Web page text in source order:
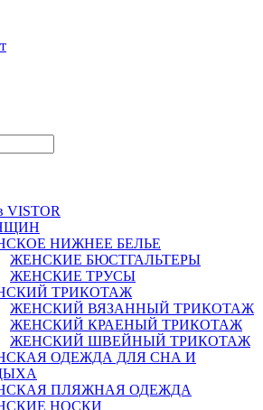
VISTOR
НИЖНЕЕ БЕЛЬЕ
ЖЕНСКИЕ БЮСТГАЛЬТЕРЫ
ЖЕНСКИЕ ТРУСЫ
ТРИКОТАЖ
ЖЕНСКИЙ ВЯЗАННЫЙ ТРИКОТАЖ
ЖЕНСКИЙ КРАЕНЫЙ ТРИКОТАЖ
ЖЕНСКИЙ ШВЕЙНЫЙ ТРИКОТАЖ
ОДЕЖДА ДЛЯ СНА И
ПЛЯЖНАЯ ОДЕЖДА
НОСКИ